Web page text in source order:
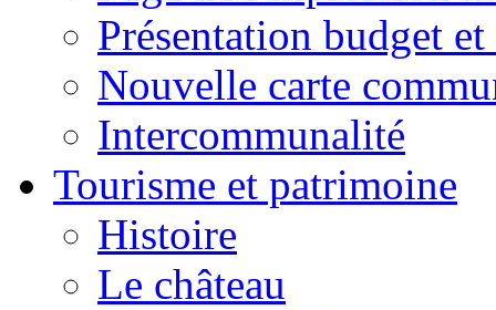
Présentation budget
Nouvelle carte
Intercommunalité
Tourisme et patrimoine
Histoire
Le château